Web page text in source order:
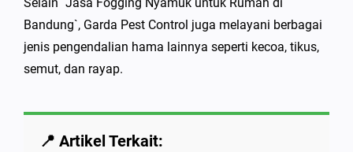
Bandung`, Garda Pest Control juga melayani berbagai
jenis pengendalian hama lainnya seperti kecoa, tikus,
semut, dan rayap.
📍 Artikel Terkait: